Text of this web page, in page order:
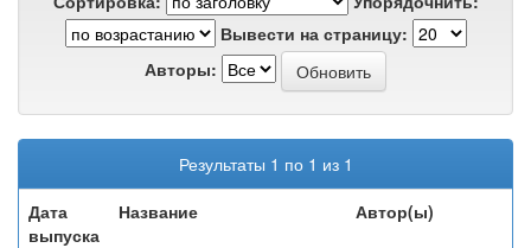
Вывести на страницу:
Авторы:
Результаты 1 по 1 из 1
Дата
выпуска
Название Автор(ы)